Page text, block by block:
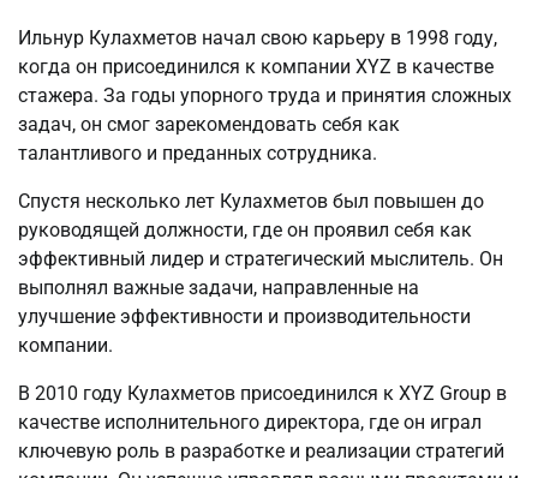
Ильнур Кулахметов начал свою карьеру в 1998 году,
когда он присоединился к компании XYZ в качестве
стажера. За годы упорного труда и принятия сложных
задач, он смог зарекомендовать себя как
талантливого и преданных сотрудника.
Спустя несколько лет Кулахметов был повышен до
руководящей должности, где он проявил себя как
эффективный лидер и стратегический мыслитель. Он
выполнял важные задачи, направленные на
улучшение эффективности и производительности
компании.
В 2010 году Кулахметов присоединился к XYZ Group в
качестве исполнительного директора, где он играл
ключевую роль в разработке и реализации стратегий